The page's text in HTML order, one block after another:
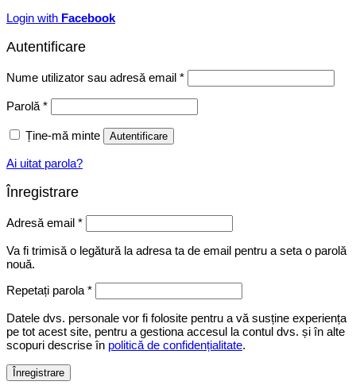
Login with Facebook
Autentificare
Nume utilizator sau adresă email *Obligatoriu
Parolă *Obligatoriu
Ține-mă minte Autentificare
Ai uitat parola?
Înregistrare
Adresă email *Obligatoriu
Va fi trimisă o legătură la adresa ta de email pentru a seta o parolă
nouă.
Repetați parola *
Datele dvs. personale vor fi folosite pentru a vă susține experiența
pe tot acest site, pentru a gestiona accesul la contul dvs. și în alte
scopuri descrise în politică de confidențialitate.
Înregistrare